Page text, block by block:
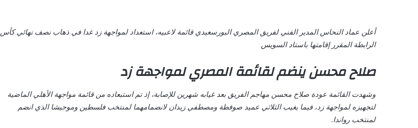
أعلن عماد النحاس المدير الفني لفريق المصري البورسعيدي قائمة لاعبيه، استعداد لمواجهة زد غدا في ذهاب نصف نهائي كأس
الرابطة المقرر إقامتها باستاد السويس
صلاح محسن ينضم لقائمة المصري لمواجهة زد
وشهدت القائمة عودة صلاح محسن مهاجم الفريق بعد غيابه شهرين للإصابة، إذ تم استبعاده من قائمة مواجهة الأهلي الماضية
لتجهيزه لمواجهة زد، فيما يغيب الثلاثي عميد صوفطة ومصطفي زيدان لانضمامهما لمنتخب فلسطين وموجيشا الذي انضم
لمنتخب رواندا.